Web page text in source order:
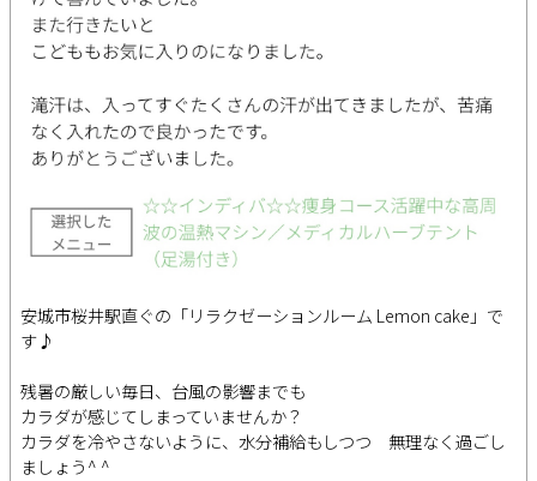
安城市桜井駅直ぐの「リラクゼーションルーム Lemon cake」で
す♪
残暑の厳しい毎日、台風の影響までも
カラダが感じてしまっていませんか？
カラダを冷やさないように、水分補給もしつつ 無理なく過ごし
ましょう^ ^